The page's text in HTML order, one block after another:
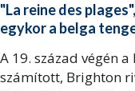
"La reine des
egykor a belga
A 19. század végén
számított, Brighton